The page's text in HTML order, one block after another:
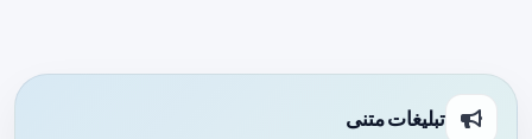
تبلیغات متنی